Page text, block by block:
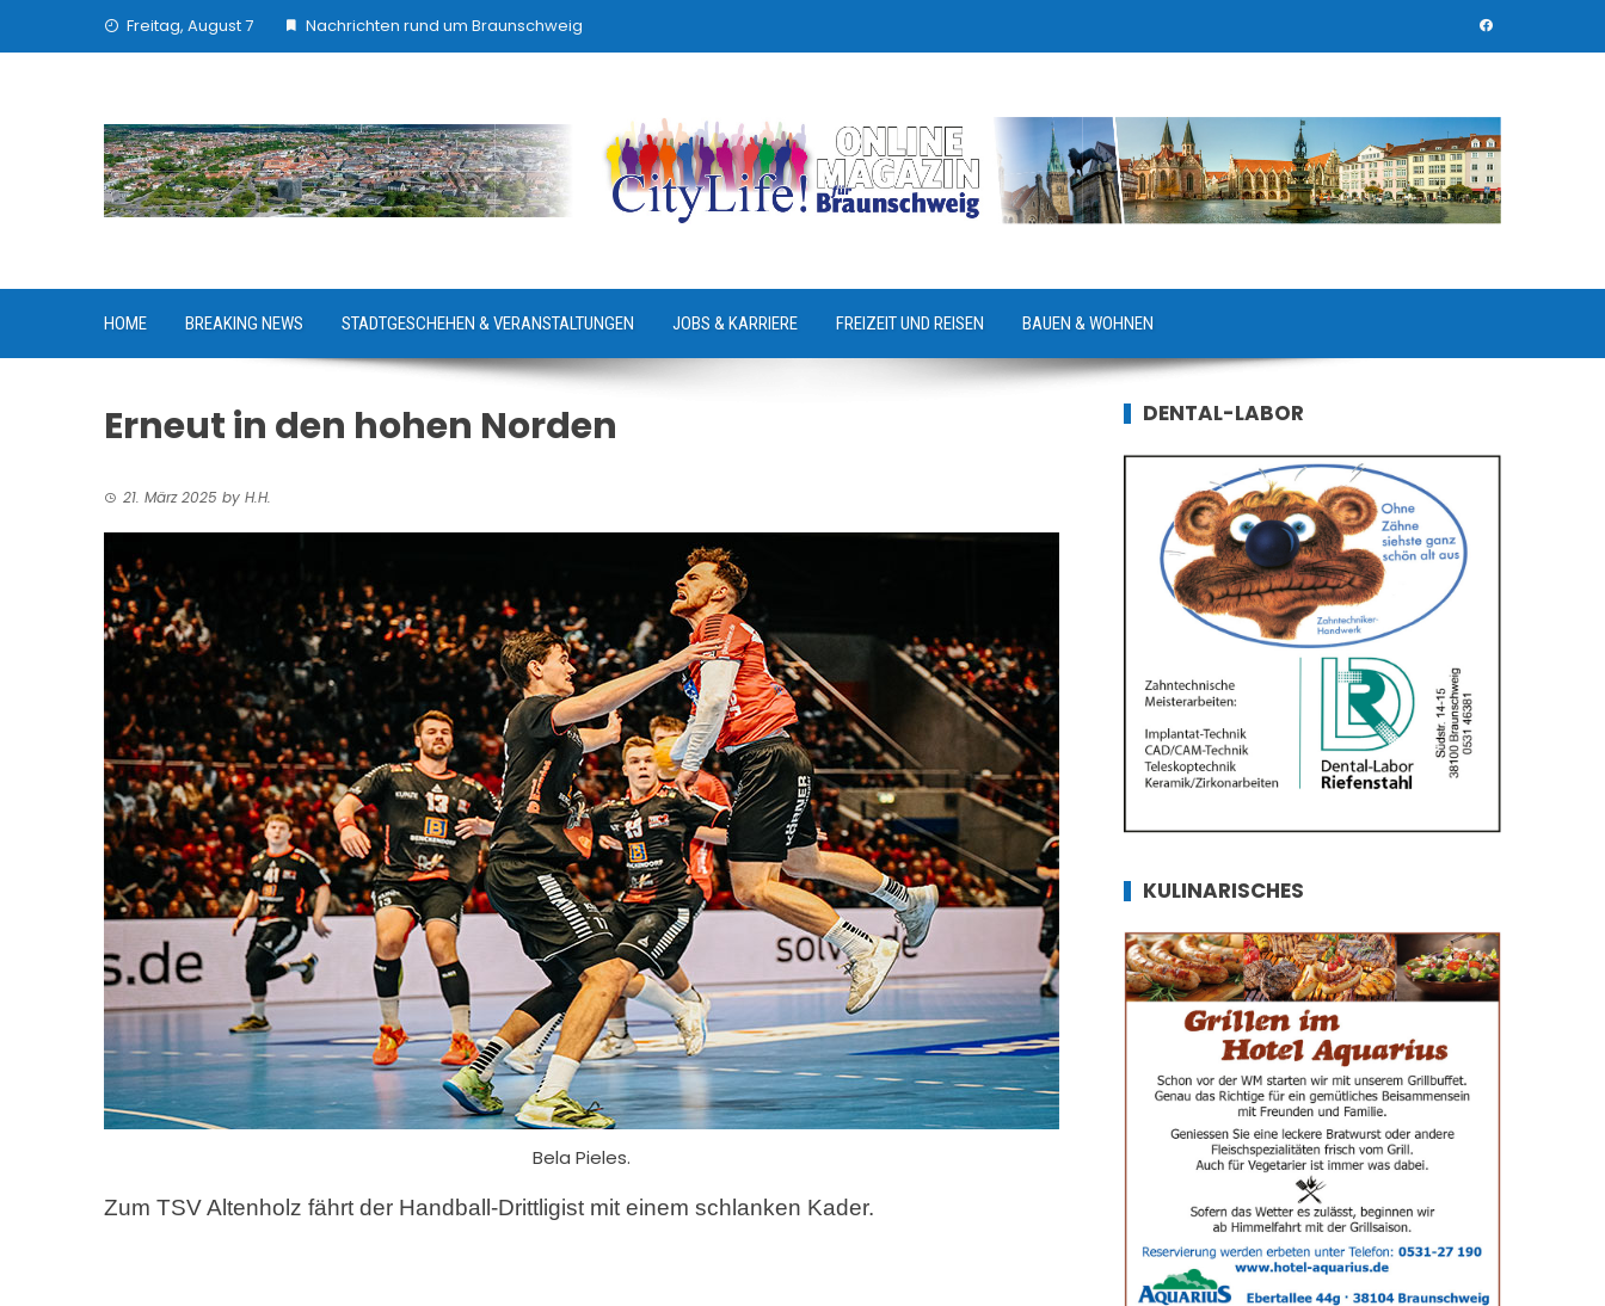
Freitag, August 7 Nachrichten rund um Braunschweig
HOME BREAKING NEWS STADTGESCHEHEN & VERANSTALTUNGEN JOBS & KARRIERE FREIZEIT UND REISEN BAUEN & WOHNEN
Erneut in den hohen Norden
21. März 2025 by H.H.
Bela Pieles.
Zum TSV Altenholz fährt der Handball-Drittligist mit einem schlanken Kader.
DENTAL-LABOR
KULINARISCHES